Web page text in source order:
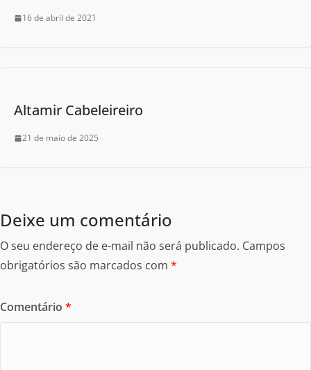
16 de abril de 2021
Altamir Cabeleireiro
21 de maio de 2025
Deixe um comentário
O seu endereço de e-mail não será publicado. Campos
obrigatórios são marcados com *
Comentário *